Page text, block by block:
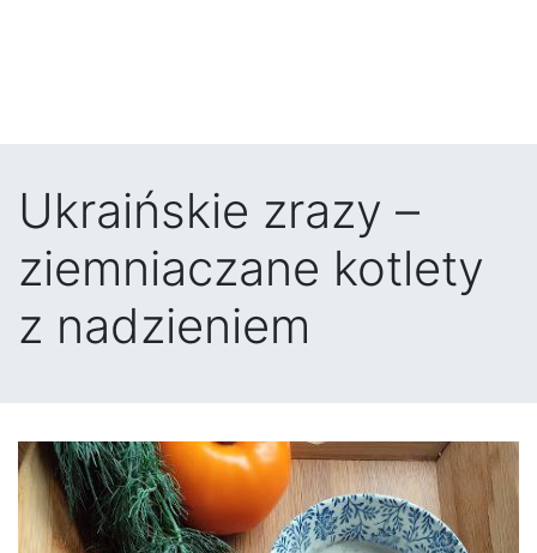
Ukraińskie zrazy –
ziemniaczane kotlety
z nadzieniem